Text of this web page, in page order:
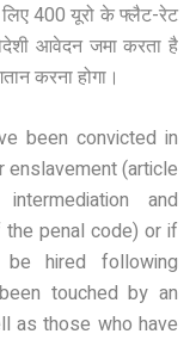
400 यूरो के फ्लैट-रेट
आवेदन जमा करता है
करना होगा।
been convicted in
enslavement (article
and
penal code) or if
hired following
touched by an
as those who have